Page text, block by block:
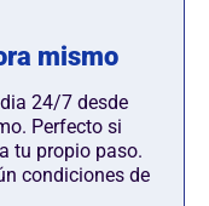
mismo
24/7 desde
Perfecto si
tu propio paso.
condiciones de